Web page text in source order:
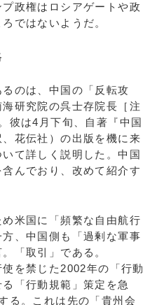
政権はロシアゲートや政
ではないようだ。
のは、中国の「反転攻
研究院の呉士存院長［注
彼は4月下旬、自著『中国
花伝社）の出版を機に来
て詳しく説明した。中国
んでおり、改めて紹介す
米国に「頻繁な自由航行
、中国側も「過剰な軍事
「取引」である。
を禁じた2002年の「行動
「行動規範」策定を急
る。これは先の「貴州会